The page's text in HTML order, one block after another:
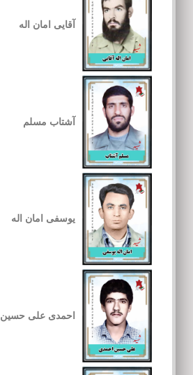
آقایی امان اله
آشتاب مسلم
یوسفی امان اله
احمدی علی حسین